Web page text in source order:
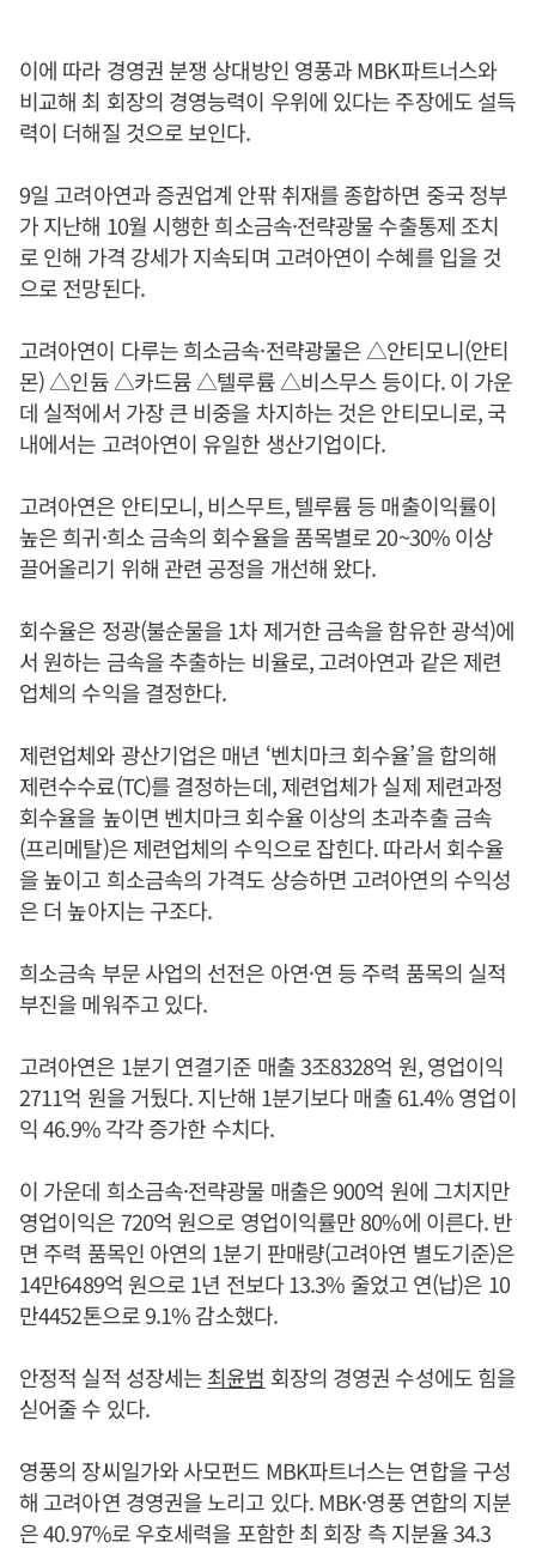
이에 따라 경영권 분쟁 상대방인 영풍과 MBK파트너스와
비교해 최 회장의 경영능력이 우위에 있다는 주장에도 설득
력이 더해질 것으로 보인다.
9일 고려아연과 증권업계 안팎 취재를 종합하면 중국 정부
가 지난해 10월 시행한 희소금속·전략광물 수출통제 조치
로 인해 가격 강세가 지속되며 고려아연이 수혜를 입을 것
으로 전망된다.
고려아연이 다루는 희소금속·전략광물은 △안티모니(안티
몬) △인듐 △카드뮴 △텔루륨 △비스무스 등이다. 이 가운
데 실적에서 가장 큰 비중을 차지하는 것은 안티모니로, 국
내에서는 고려아연이 유일한 생산기업이다.
고려아연은 안티모니, 비스무트, 텔루륨 등 매출이익률이
높은 희귀·희소 금속의 회수율을 품목별로 20~30% 이상
끌어올리기 위해 관련 공정을 개선해 왔다.
회수율은 정광(불순물을 1차 제거한 금속을 함유한 광석)에
서 원하는 금속을 추출하는 비율로, 고려아연과 같은 제련
업체의 수익을 결정한다.
제련업체와 광산기업은 매년 ‘벤치마크 회수율’을 합의해
제련수수료(TC)를 결정하는데, 제련업체가 실제 제련과정
회수율을 높이면 벤치마크 회수율 이상의 초과추출 금속
(프리메탈)은 제련업체의 수익으로 잡힌다. 따라서 회수율
을 높이고 희소금속의 가격도 상승하면 고려아연의 수익성
은 더 높아지는 구조다.
희소금속 부문 사업의 선전은 아연·연 등 주력 품목의 실적
부진을 메워주고 있다.
고려아연은 1분기 연결기준 매출 3조8328억 원, 영업이익
2711억 원을 거뒀다. 지난해 1분기보다 매출 61.4% 영업이
익 46.9% 각각 증가한 수치다.
이 가운데 희소금속·전략광물 매출은 900억 원에 그치지만
영업이익은 720억 원으로 영업이익률만 80%에 이른다. 반
면 주력 품목인 아연의 1분기 판매량(고려아연 별도기준)은
14만6489억 원으로 1년 전보다 13.3% 줄었고 연(납)은 10
만4452톤으로 9.1% 감소했다.
안정적 실적 성장세는최윤범 회장의 경영권 수성에도 힘을
싣어줄 수 있다.
영풍의 장씨일가와 사모펀드 MBK파트너스는 연합을 구성
해 고려아연 경영권을 노리고 있다. MBK·영풍 연합의 지분
은 40.97%로 우호세력을 포함한 최 회장 측 지분율 34.3